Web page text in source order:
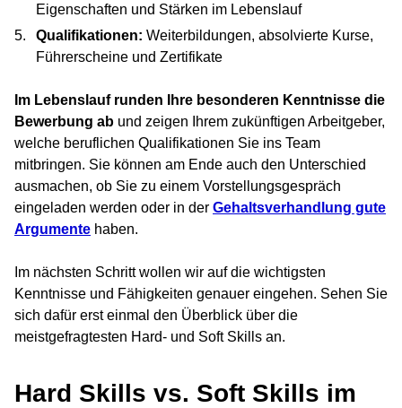
Eigenschaften und Stärken im Lebenslauf
Qualifikationen: Weiterbildungen, absolvierte Kurse,
Führerscheine und Zertifikate
Im Lebenslauf runden Ihre besonderen Kenntnisse die
Bewerbung ab und zeigen Ihrem zukünftigen Arbeitgeber,
welche beruflichen Qualifikationen Sie ins Team
mitbringen. Sie können am Ende auch den Unterschied
ausmachen, ob Sie zu einem Vorstellungsgespräch
eingeladen werden oder in der Gehaltsverhandlung gute
Argumente haben.
Im nächsten Schritt wollen wir auf die wichtigsten
Kenntnisse und Fähigkeiten genauer eingehen. Sehen Sie
sich dafür erst einmal den Überblick über die
meistgefragtesten Hard- und Soft Skills an.
Hard Skills vs. Soft Skills im